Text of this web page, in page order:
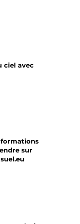
ciel avec
sur